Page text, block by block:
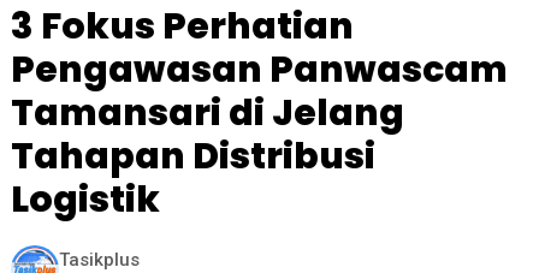
3 Fokus Perhatian
Pengawasan Panwascam
Tamansari di Jelang
Tahapan Distribusi
Logistik
Tasikplus